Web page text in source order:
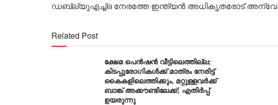
ഡബ്ല്യുഎച്ച്ഒ നേരത്തേ ഇന്ത്യൻ അധികൃതരോട്
Related Post
ക്ഷേമ പെൻഷൻ വീട്ടിലെത്തില്ല;
കിടപ്പുരോഗികൾക്ക് മാത്രം നേരിട്ട്
കൈകളിലെത്തിക്കും, മറ്റുള്ളവർക്ക്
ബാങ്ക് അക്കൗണ്ടിലേക്ക്; എതിർപ്പ്
ഉയരുന്നു